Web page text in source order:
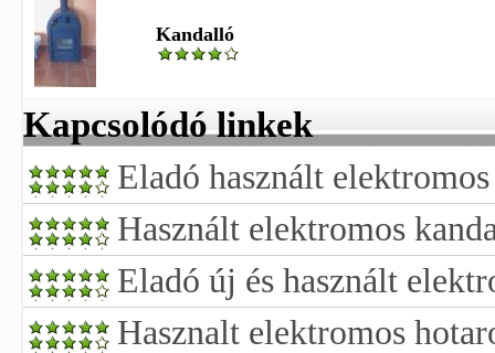
Kandalló
Kapcsolódó linkek
Eladó használt
Használt elektromos
Eladó új és használt
Hasznalt elektromos